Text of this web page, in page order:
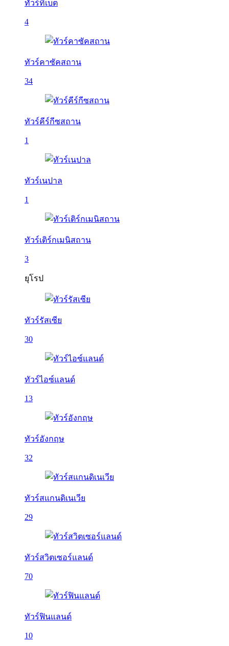
ทัวร์ทิเบต
4
ทัวร์คาซัคสถาน
34
ทัวร์คีร์กีซสถาน
1
ทัวร์เนปาล
1
ทัวร์เติร์กเมนิสถาน
3
ยุโรป
ทัวร์รัสเซีย
30
ทัวร์ไอซ์แลนด์
13
ทัวร์อังกฤษ
32
ทัวร์สแกนดิเนเวีย
29
ทัวร์สวิตเซอร์แลนด์
70
ทัวร์ฟินแลนด์
10